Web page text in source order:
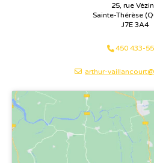
25, rue
Sainte-Thérèse
J7E 3A4
450 433-
arthur-